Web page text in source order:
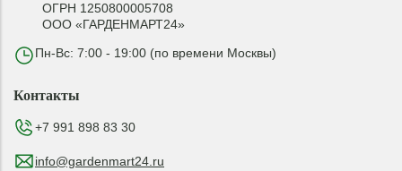
ОГРН 1250800005708
ООО «ГАРДЕНМАРТ24»
Пн-Вс: 7:00 - 19:00 (по времени Москвы)
Контакты
+7 991 898 83 30
info@gardenmart24.ru